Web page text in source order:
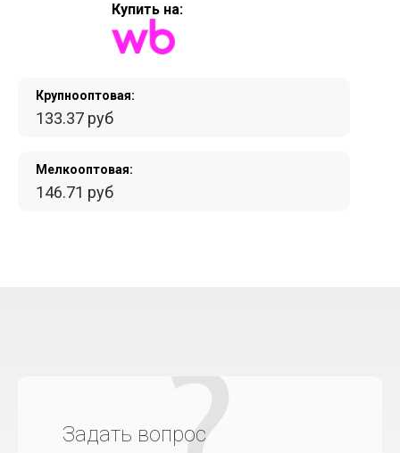
Крупнооптовая:
133.37 руб
Мелкооптовая:
146.71 руб
Купить на:
Задать вопрос